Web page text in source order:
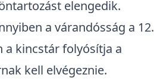
elengedik.
a várandósság a 12.
a kincstár folyósítja a
kell elvégeznie.